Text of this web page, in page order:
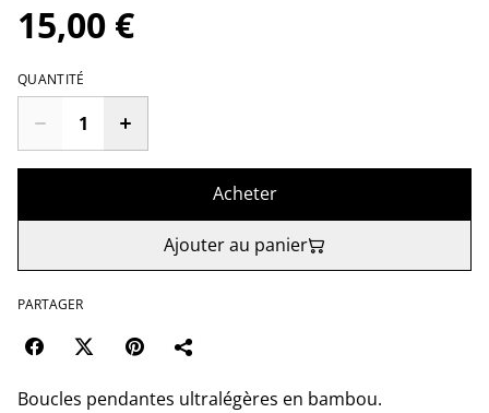
15,00 €
QUANTITÉ
Acheter
Ajouter au panier
PARTAGER
Boucles pendantes ultralégères en bambou.